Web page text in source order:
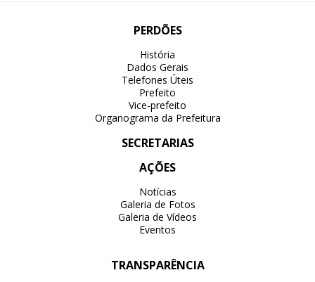
PERDÕES
História
Dados Gerais
Telefones Úteis
Prefeito
Vice-prefeito
Organograma da Prefeitura
SECRETARIAS
AÇÕES
Notícias
Galeria de Fotos
Galeria de Vídeos
Eventos
TRANSPARÊNCIA